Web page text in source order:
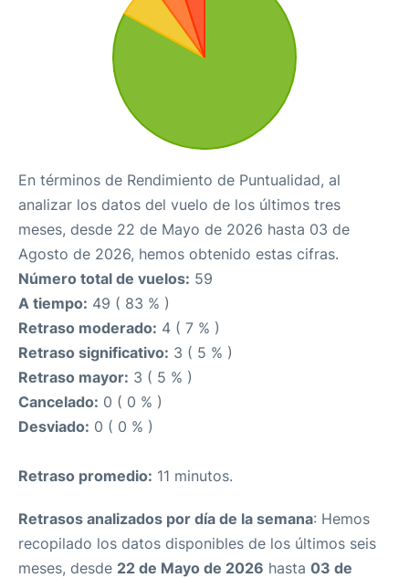
En términos de Rendimiento de Puntualidad, al
analizar los datos del vuelo de los últimos tres
meses, desde 22 de Mayo de 2026 hasta 03 de
Agosto de 2026, hemos obtenido estas cifras.
Número total de vuelos: 59
A tiempo: 49 ( 83 % )
Retraso moderado: 4 ( 7 % )
Retraso significativo: 3 ( 5 % )
Retraso mayor: 3 ( 5 % )
Cancelado: 0 ( 0 % )
Desviado: 0 ( 0 % )
Retraso promedio: 11 minutos.
Retrasos analizados por día de la semana: Hemos
recopilado los datos disponibles de los últimos seis
meses, desde 22 de Mayo de 2026 hasta 03 de